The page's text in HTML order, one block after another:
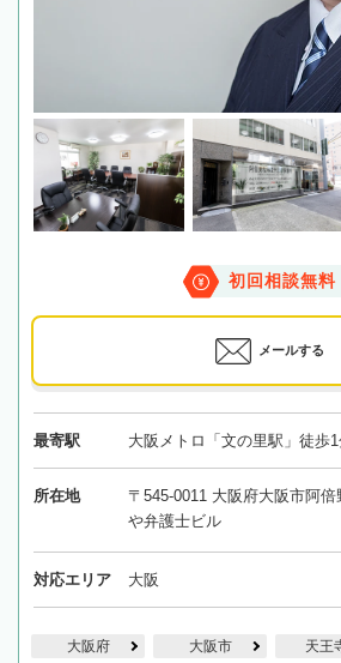
初回相談無料
メールする
最寄駅 大阪メトロ「文の里駅」徒歩1
所在地
〒545-0011 大阪府大阪市阿
や弁護士ビル
対応エリア 大阪
大阪府 大阪市 天王